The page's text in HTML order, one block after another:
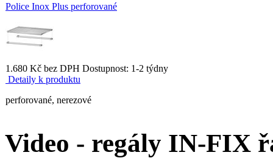
Police Inox Plus perforované
1.680 Kč bez DPH Dostupnost: 1-2 týdny
Detaily k produktu
perforované, nerezové
Video - regály IN-FIX